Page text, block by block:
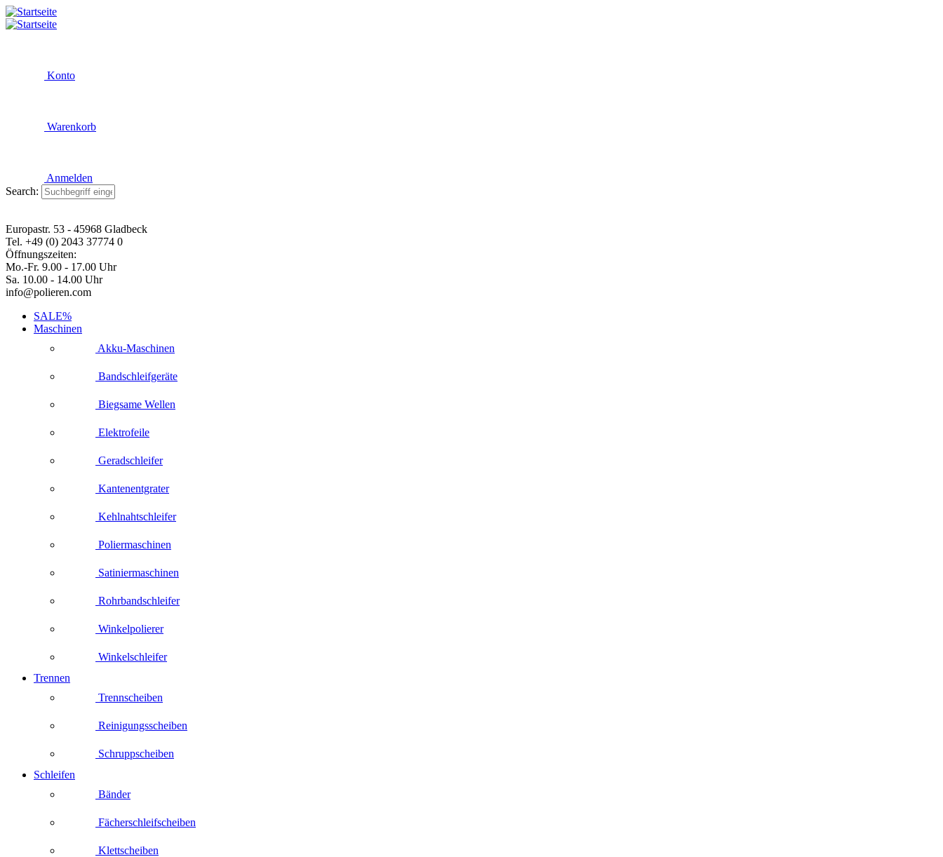
Konto
Warenkorb
Anmelden
Search:
Europastr. 53 - 45968 Gladbeck
Tel. +49 (0) 2043 37774 0
Öffnungszeiten:
Mo.-Fr. 9.00 - 17.00 Uhr
Sa. 10.00 - 14.00 Uhr
info@polieren.com
SALE%
Maschinen
Akku-Maschinen
Bandschleifgeräte
Biegsame Wellen
Elektrofeile
Geradschleifer
Kantenentgrater
Kehlnahtschleifer
Poliermaschinen
Satiniermaschinen
Rohrbandschleifer
Winkelpolierer
Winkelschleifer
Trennen
Trennscheiben
Reinigungsscheiben
Schruppscheiben
Schleifen
Bänder
Fächerschleifscheiben
Klettscheiben